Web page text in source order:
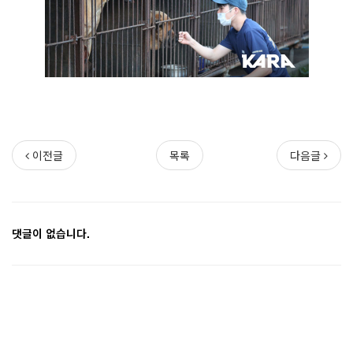
이전글 목록 다음글
댓글이 없습니다.